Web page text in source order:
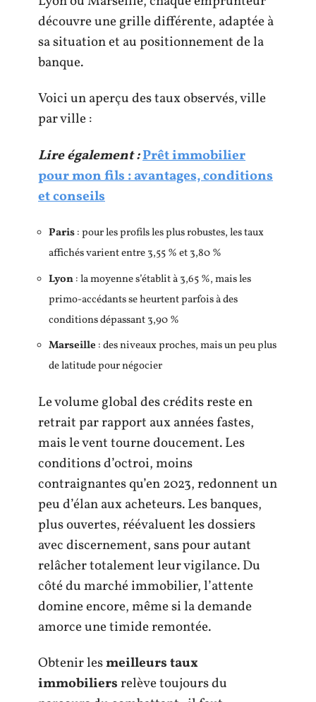
découvre une grille différente, adaptée à
sa situation et au positionnement de la
banque.
Voici un aperçu des taux observés, ville
par ville :
Lire également :Prêt immobilier
pour mon fils : avantages, conditions
et conseils
Paris: pour les profils les plus robustes, les taux
affichés varient entre 3,55 % et 3,80 %
Lyon: la moyenne s’établit à 3,65 %, mais les
primo-accédants se heurtent parfois à des
conditions dépassant 3,90 %
Marseille : des niveaux proches, mais un peu plus
de latitude pour négocier
Le volume global des crédits reste en
retrait par rapport aux années fastes,
mais le vent tourne doucement. Les
conditions d’octroi, moins
contraignantes qu’en 2023, redonnent un
peu d’élan aux acheteurs. Les banques,
plus ouvertes, réévaluent les dossiers
avec discernement, sans pour autant
relâcher totalement leur vigilance. Du
côté du marché immobilier, l’attente
domine encore, même si la demande
amorce une timide remontée.
Obtenir lesmeilleurs taux
immobiliersrelève toujours du